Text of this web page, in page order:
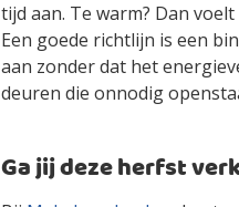
tijd aan. Te warm? Dan
Een goede richtlijn is een
aan zonder dat het
deuren die onnodig
Ga jij deze herfst